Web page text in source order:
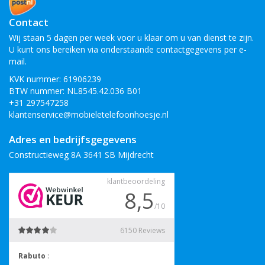
Contact
Wij staan 5 dagen per week voor u klaar om u van dienst te zijn.
U kunt ons bereiken via onderstaande contactgegevens per e-
mail.
KVK nummer: 61906239
BTW nummer: NL8545.42.036 B01
+31 297547258
klantenservice@mobieletelefoonhoesje.nl
Adres en bedrijfsgegevens
Constructieweg 8A 3641 SB Mijdrecht